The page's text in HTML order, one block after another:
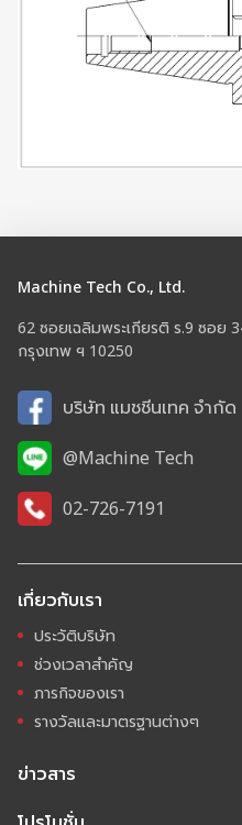
Machine Tech Co., Ltd.
62 ซอยเฉลิมพระเกียรติ ร.9 ซอย
กรุงเทพ ฯ 10250
บริษัท แมชชีนเทค จำกัด
@Machine Tech
02-726-7191
เกี่ยวกับเรา
ประวัติบริษัท
ช่วงเวลาสำคัญ
ภารกิจของเรา
รางวัลและมาตรฐานต่างๆ
ข่าวสาร